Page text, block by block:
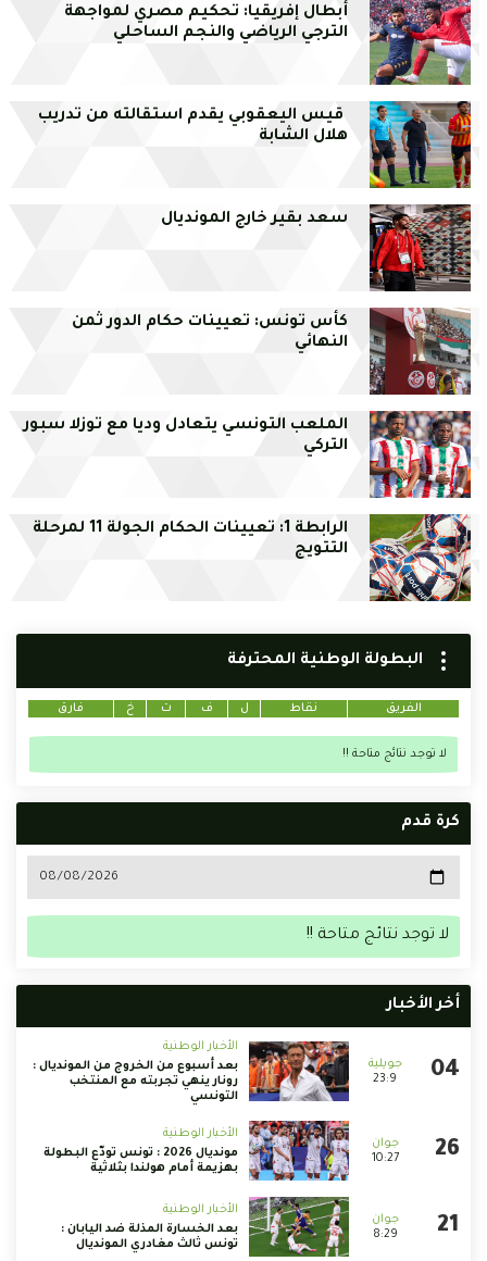
أبطال إفريقيا: تحكيم مصري لمواجهة
الترجي الرياضي والنجم الساحلي
قيس اليعقوبي يقدم استقالته من تدريب
هلال الشابة
سعد بقير خارج المونديال
كأس تونس: تعيينات حكام الدور ثمن
النهائي
الملعب التونسي يتعادل وديا مع توزلا سبور
التركي
الرابطة 1: تعيينات الحكام الجولة 11 لمرحلة
التتويج
البطولة الوطنية المحترفة
الفريق نقاط ل ف ت خ فارق
لا توجد نتائج متاحة !!
كرة قدم
لا توجد نتائج متاحة !!
أخر الأخبار
23:9
الأخبار الوطنية
بعد أسبوع من الخروج من المونديال :
رونار ينهي تجربته مع المنتخب
التونسي
10:27
الأخبار الوطنية
مونديال 2026 : تونس تودّع البطولة
بهزيمة أمام هولندا بثلاثية
8:29
الأخبار الوطنية
بعد الخسارة المذلة ضد اليابان :
تونس ثالث مغادري المونديال